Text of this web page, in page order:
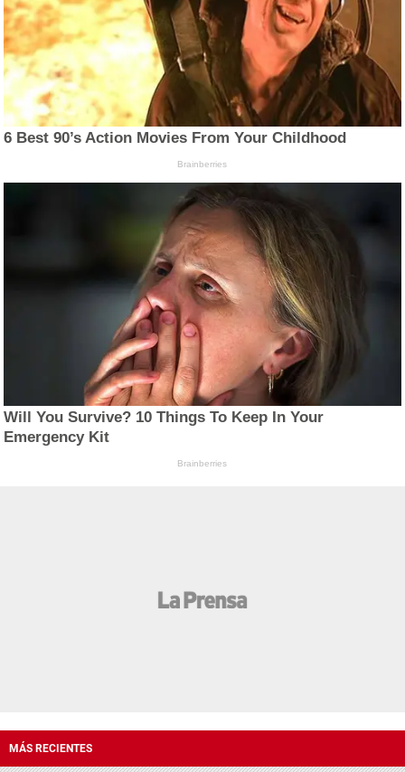
6 Best 90’s Action Movies From Your Childhood
Brainberries
Will You Survive? 10 Things To Keep In Your
Emergency Kit
Brainberries
MÁS RECIENTES